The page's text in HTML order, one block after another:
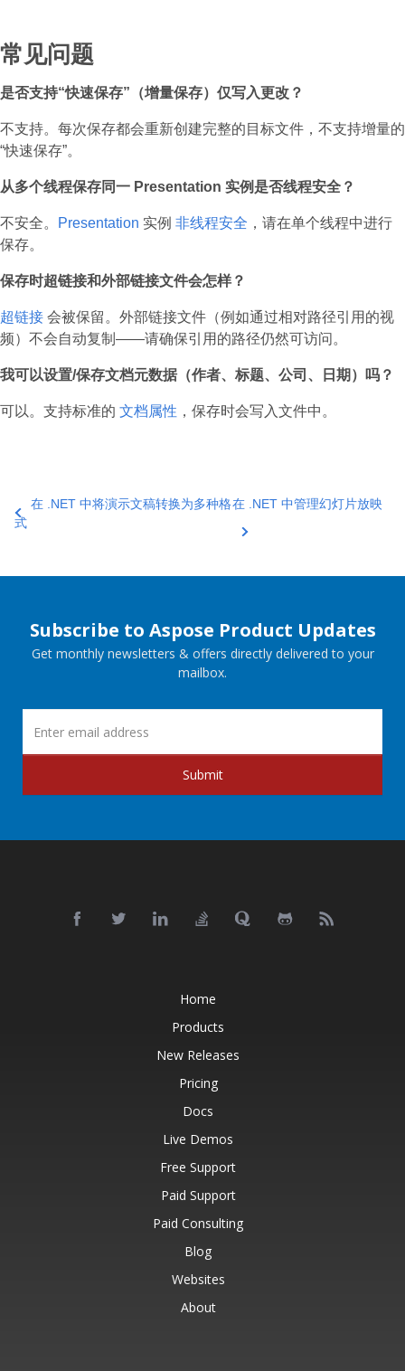
常见问题
是否支持“快速保存”（增量保存）仅写入更改？
不支持。每次保存都会重新创建完整的目标文件，不支持增量的
“快速保存”。
从多个线程保存同一 Presentation 实例是否线程安全？
不安全。 Presentation 实例 非线程安全 ，请在单个线程中进行
保存。
保存时超链接和外部链接文件会怎样？
超链接 会被保留。外部链接文件（例如通过相对路径引用的视
频）不会自动复制——请确保引用的路径仍然可访问。
我可以设置/保存文档元数据（作者、标题、公司、日期）吗？
可以。支持标准的 文档属性 ，保存时会写入文件中。
在 .NET 中将演示文稿转换为多种格
式
在 .NET 中管理幻灯片放映
Subscribe to Aspose Product Updates
Get monthly newsletters & offers directly delivered to your
mailbox.
Submit
Home
Products
New Releases
Pricing
Docs
Live Demos
Free Support
Paid Support
Paid Consulting
Blog
Websites
About